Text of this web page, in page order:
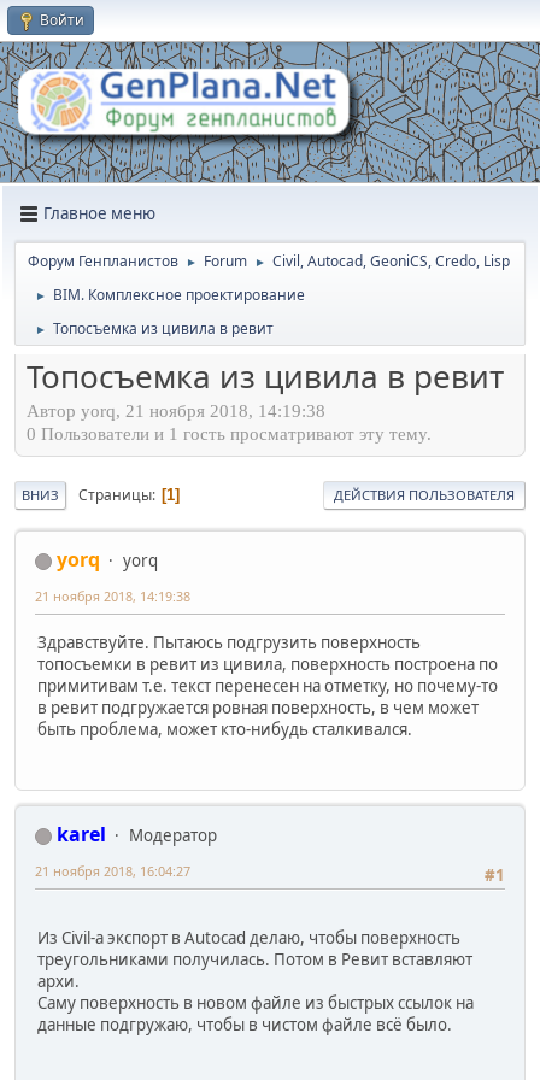
Войти
Главное меню
Форум Генпланистов ► Forum ► Civil, Autocad, GeoniCS, Credo, Lisp
► BIM. Комплексное проектирование
► Топосъемка из цивила в ревит
Топосъемка из цивила в ревит
Автор yorq, 21 ноября 2018, 14:19:38
0 Пользователи и 1 гость просматривают эту тему.
ВНИЗ Страницы 1 ДЕЙСТВИЯ ПОЛЬЗОВАТЕЛЯ
yorq yorq
21 ноября 2018, 14:19:38
Здравствуйте. Пытаюсь подгрузить поверхность
топосъемки в ревит из цивила, поверхность построена по
примитивам т.е. текст перенесен на отметку, но почему-то
в ревит подгружается ровная поверхность, в чем может
быть проблема, может кто-нибудь сталкивался.
karel
Модератор
#1
21 ноября 2018, 16:04:27
Из Civil-а экспорт в Autocad делаю, чтобы поверхность
треугольниками получилась. Потом в Ревит вставляют
архи.
Саму поверхность в новом файле из быстрых ссылок на
данные подгружаю, чтобы в чистом файле всё было.